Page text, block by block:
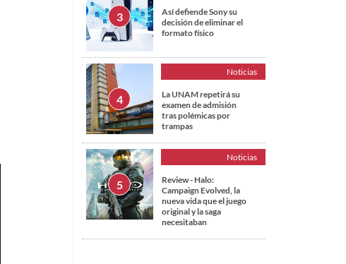
Así defiende Sony su
decisión de eliminar el
formato físico
Noticias
La UNAM repetirá su
examen de admisión
tras polémicas por
trampas
Noticias
Review - Halo:
Campaign Evolved, la
nueva vida que el juego
original y la saga
necesitaban